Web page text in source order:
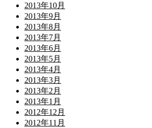
2013年10月
2013年9月
2013年8月
2013年7月
2013年6月
2013年5月
2013年4月
2013年3月
2013年2月
2013年1月
2012年12月
2012年11月